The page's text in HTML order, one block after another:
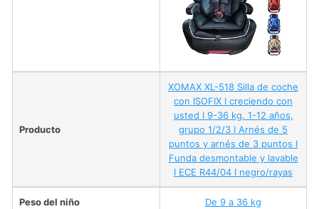
Producto
XOMAX XL-518 Silla de coche
con ISOFIX I creciendo con
usted I 9-36 kg, 1-12 años,
grupo 1/2/3 I Arnés de 5
puntos y arnés de 3 puntos I
Funda desmontable y lavable
I ECE R44/04 I negro/rayas
Peso del niño De 9 a 36 kg